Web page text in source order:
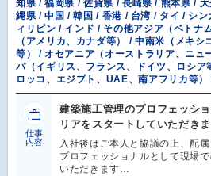
知県 / 福岡県 / 佐賀県 / 長崎県 / 熊本県 /
縄県 / 中国 / 韓国 / 香港 / 台湾 / タイ / シ
ィリピン / インド / その他アジア（ベトナ
（アメリカ、カナダ等） / 中南米（メキ
等） / オセアニア（オーストラリア、ニュ
パ（イギリス、フランス、ドイツ、ロシア
ロッコ、エジプト、UAE、南アフリカ等
仕事
内容
建築施工管理のプロフェッシ
リアをスタートしていただきま
入社後はご本人と協議の上、配
プロフェッショナルとして現場
いただきます…